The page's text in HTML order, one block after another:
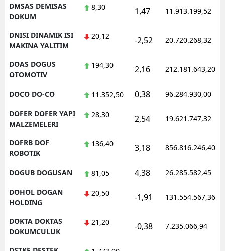
DMSAS DEMISAS
DOKUM
8,30 1,47 11.913.199,52
DNISI DINAMIK ISI
MAKINA YALITIM
20,12 -2,52 20.720.268,32
DOAS DOGUS
OTOMOTIV
194,30 2,16 212.181.643,20
DOCO DO-CO 11.352,50 0,38 96.284.930,00
DOFER DOFER YAPI
MALZEMELERI
28,30 2,54 19.621.747,32
DOFRB DOF
ROBOTIK
136,40 3,18 856.816.246,40
DOGUB DOGUSAN 81,05 4,38 26.285.582,45
DOHOL DOGAN
HOLDING
20,50 -1,91 131.554.567,36
DOKTA DOKTAS
DOKUMCULUK
21,20 -0,38 7.235.066,94